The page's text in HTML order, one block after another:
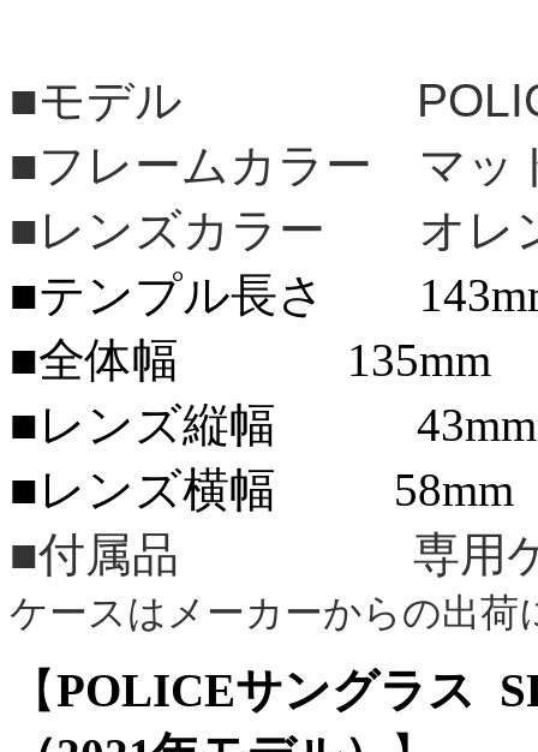
■モデル
■フレームカラー マッ
■レンズカラー オレ
■テンプル長さ
■全体幅 135mm
■レンズ縦幅 43mm
■レンズ横幅 58mm
■付属品 専用ケ
ケースはメーカーからの出
【POLICEサングラス